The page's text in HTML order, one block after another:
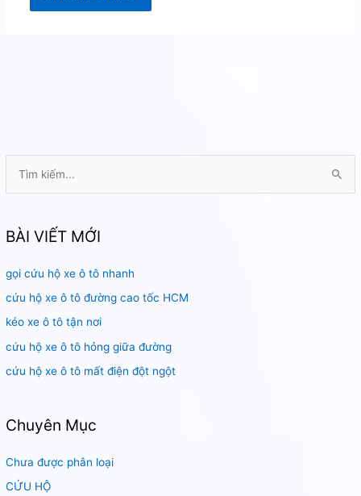
k
ế
m
:
BÀI VIẾT MỚI
gọi cứu hộ xe ô tô nhanh
cứu hộ xe ô tô đường cao tốc HCM
kéo xe ô tô tận nơi
cứu hộ xe ô tô hỏng giữa đường
cứu hộ xe ô tô mất điện đột ngột
Chuyên Mục
Chưa được phân loại
CỨU HỘ